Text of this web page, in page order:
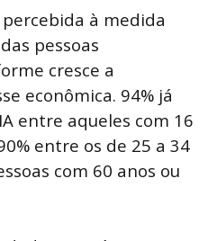
à medida
pessoas
cresce a
econômica. 94% já
entre aqueles com 16
entre os de 25 a 34
com 60 anos ou